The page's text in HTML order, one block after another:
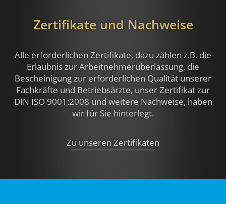
Zertifikate und Nachweise
Alle erforderlichen Zertifikate, dazu zählen z.B. die
Erlaubnis zur Arbeitnehmerüberlassung, die
Bescheinigung zur erforderlichen Qualität unserer
Fachkräfte und Betriebsärzte, unser Zertifikat zur
DIN ISO 9001:2008 und weitere Nachweise, haben
wir für Sie hinterlegt.
Zu unseren Zertifikaten